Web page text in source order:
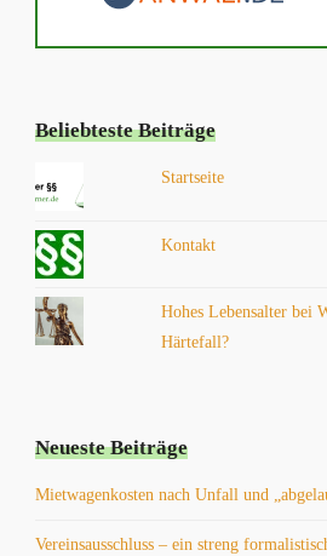
Beliebteste Beiträge
Startseite
Kontakt
Hohes Lebensalter bei
Härtefall?
Neueste Beiträge
Mietwagenkosten nach Unfall und
Vereinsausschluss – ein streng